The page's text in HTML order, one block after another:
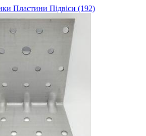
Пластини Підвіси (192)